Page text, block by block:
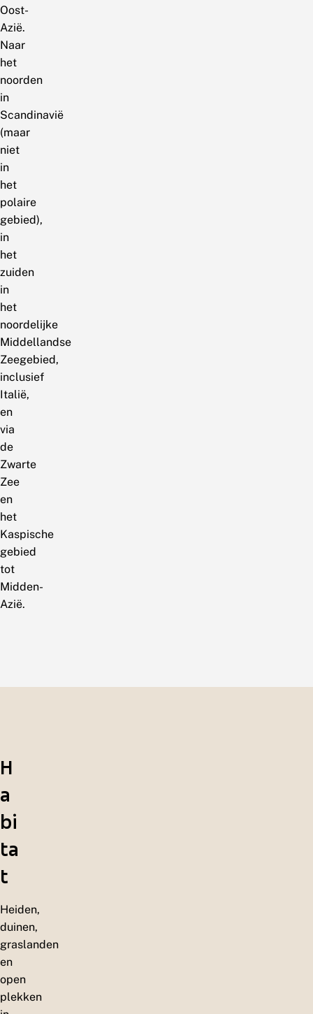
Oost-
Azië.
Naar
het
noorden
in
Scandinavië
(maar
niet
in
het
polaire
gebied),
in
het
zuiden
in
het
noordelijke
Middellandse
Zeegebied,
inclusief
Italië,
en
via
de
Zwarte
Zee
en
het
Kaspische
gebied
tot
Midden-
Azië.
H
a
bi
ta
t
Heiden,
duinen,
graslanden
en
open
plekken